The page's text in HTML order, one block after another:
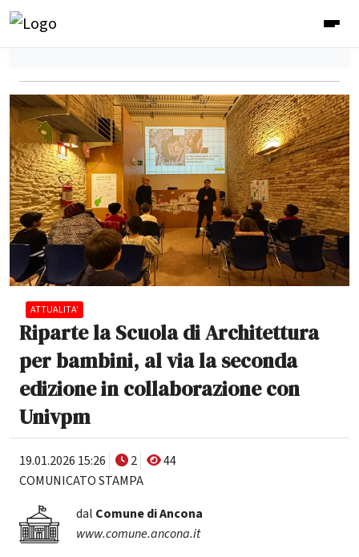
ATTUALITA'
Riparte la Scuola di Architettura
per bambini, al via la seconda
edizione in collaborazione con
Univpm
19.01.2026 15:26 2
44
COMUNICATO STAMPA
dal Comune di Ancona
www.comune.ancona.it